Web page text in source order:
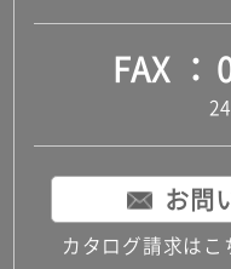
FAX
お問
カタログ請求はこ